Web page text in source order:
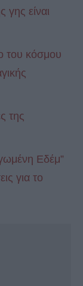
γης είναι
του κόσμου
της
Εδέμ”
για το